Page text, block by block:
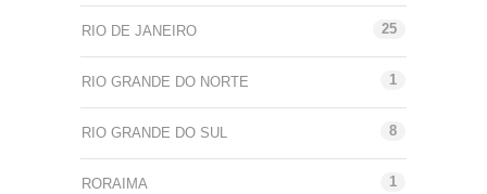
RIO DE JANEIRO 25
RIO GRANDE DO NORTE 1
RIO GRANDE DO SUL 8
RORAIMA 1